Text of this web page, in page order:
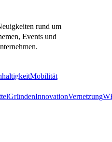
rund um
Events und
Mobilität
GründenInnovationVernetzung